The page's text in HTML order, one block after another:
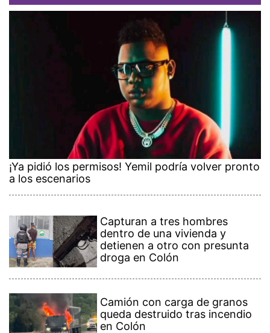
¡Ya pidió los permisos! Yemil podría volver pronto
a los escenarios
Capturan a tres hombres
dentro de una vivienda y
detienen a otro con presunta
droga en Colón
Camión con carga de granos
queda destruido tras incendio
en Colón